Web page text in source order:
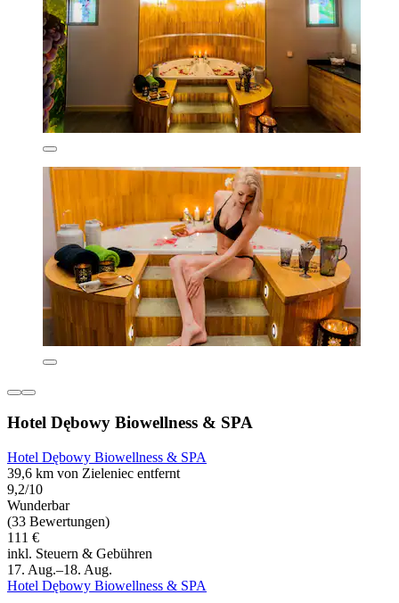
Hotel Dębowy Biowellness & SPA
Hotel Dębowy Biowellness & SPA
39,6 km von Zieleniec entfernt
9,2/10
Wunderbar
(33 Bewertungen)
111 €
inkl. Steuern & Gebühren
17. Aug.–18. Aug.
Hotel Dębowy Biowellness & SPA